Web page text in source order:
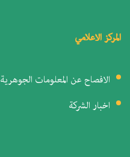
المركز الاعلامي
الافصاح عن المعلومات الجوهرية
اخبار الشركة